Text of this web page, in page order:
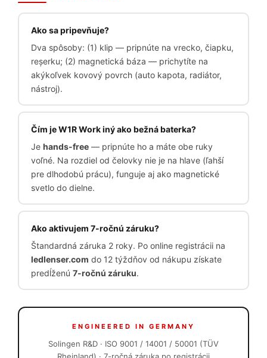
Ako sa pripevňuje?
Dva spôsoby: (1) klip — pripnúte na vrecko, čiapku,
reșerku; (2) magnetická báza — prichytíte na
akýkoľvek kovový povrch (auto kapota, radiátor,
nástroj).
Čím je W1R Work iný ako bežná baterka?
Je hands-free— pripnúte ho a máte obe ruky
voľné. Na rozdiel od čelovky nie je na hlave (ľahší
pre dlhodobú prácu), funguje aj ako magnetické
svetlo do dielne.
Ako aktivujem 7-ročnú záruku?
Štandardná záruka 2 roky. Po online registrácii na
ledlenser.com do 12 týždňov od nákupu získate
predĺženú 7-ročnú záruku.
ENGINEERED IN GERMANY
Solingen R&D · ISO 9001 / 14001 / 50001 (TÜV